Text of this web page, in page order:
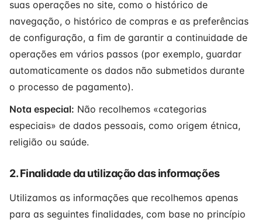
suas operações no site, como o histórico de
navegação, o histórico de compras e as preferências
de configuração, a fim de garantir a continuidade de
operações em vários passos (por exemplo, guardar
automaticamente os dados não submetidos durante
o processo de pagamento).
Nota especial: Não recolhemos «categorias
especiais» de dados pessoais, como origem étnica,
religião ou saúde.
2. Finalidade da utilização das informações
Utilizamos as informações que recolhemos apenas
para as seguintes finalidades, com base no princípio